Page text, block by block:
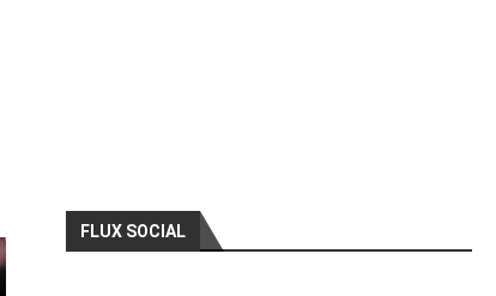
FLUX SOCIAL